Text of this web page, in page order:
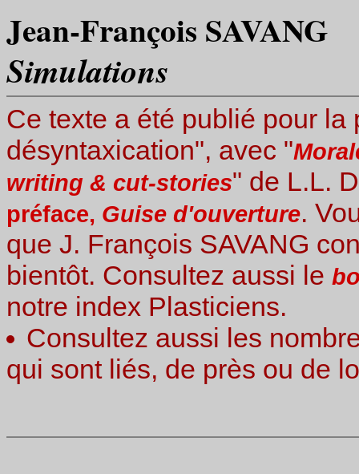
Jean-François SAVANG
Simulations
Ce texte a été publié pour
désyntaxication", avec "
writing & cut-stories" de L.L.
préface, Guise d'ouverture.
que J. François SAVANG
bientôt. Consultez aussi le
notre index Plasticiens.
Consultez aussi les
qui sont liés, de près ou de